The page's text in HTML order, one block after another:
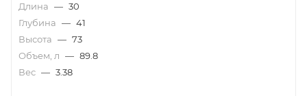
Длина — 30
Глубина — 41
Высота — 73
Объем, л — 89.8
Вес — 3.38